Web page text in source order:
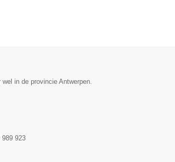
in de provincie Antwerpen.
989 923